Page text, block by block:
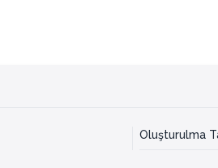
Oluşturulma